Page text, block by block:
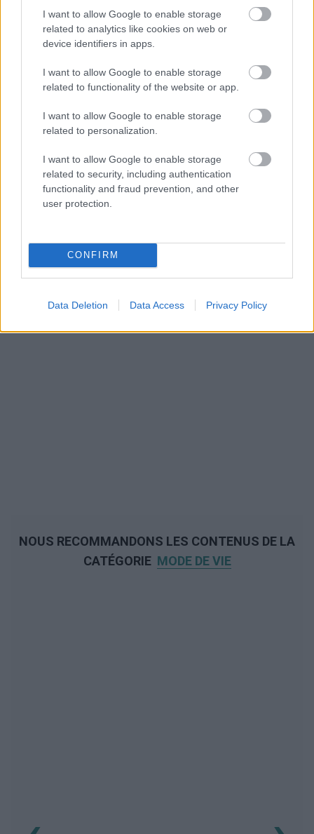
I want to allow Google to enable storage
related to analytics like cookies on web or
device identifiers in apps.
I want to allow Google to enable storage
related to functionality of the website or app.
I want to allow Google to enable storage
related to personalization.
I want to allow Google to enable storage
related to security, including authentication
functionality and fraud prevention, and other
user protection.
CONFIRM
Data Deletion Data Access Privacy Policy
NOUS RECOMMANDONS LES CONTENUS DE LA
CATÉGORIE MODE DE VIE